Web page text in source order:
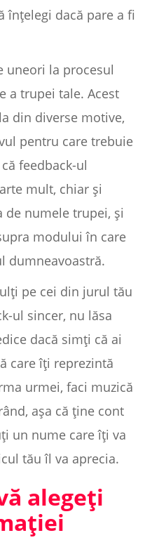
înțelegi dacă pare a fi
uneori la procesul
a trupei tale. Acest
din diverse motive,
pentru care trebuie
feedback-ul
mult, chiar și
de numele trupei, și
modului în care
dumneavoastră.
pe cei din jurul tău
ul sincer, nu lăsa
dacă simți că ai
care îți reprezintă
urmei, faci muzică
așa că ține cont
un nume care îți va
tău îl va aprecia.
alegeți